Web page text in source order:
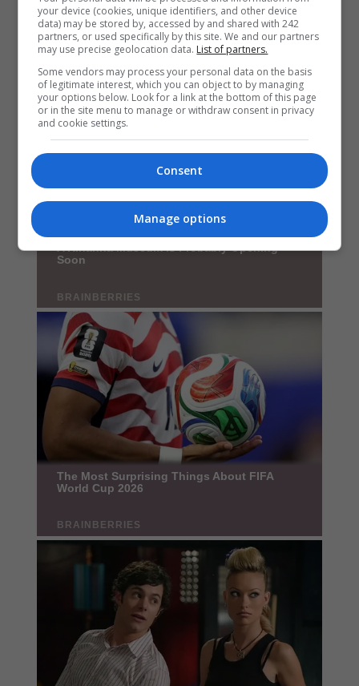
your device (cookies, unique identifiers, and other device
data) may be stored by, accessed by and shared with 242
partners, or used specifically by this site. We and our partners
may use precise geolocation data. List of partners.
Some vendors may process your personal data on the basis
of legitimate interest, which you can object to by managing
your options below. Look for a link at the bottom of this page
or in the site menu to manage or withdraw consent in privacy
and cookie settings.
Consent
Manage options